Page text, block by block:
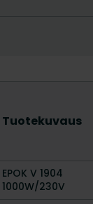
Tuotekuvaus
EPOK V 1904
1000W/230V